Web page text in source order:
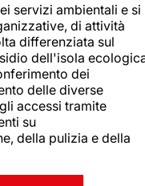
servizi ambientali e si
di attività
differenziata sul
dell'isola
dei
delle diverse
accessi tramite
su
della pulizia e della